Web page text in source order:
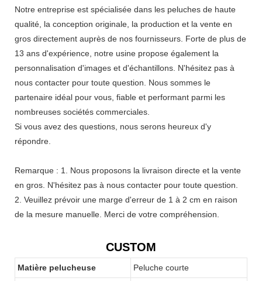
Notre entreprise est spécialisée dans les peluches de haute
qualité, la conception originale, la production et la vente en
gros directement auprès de nos fournisseurs. Forte de plus de
13 ans d'expérience, notre usine propose également la
personnalisation d'images et d'échantillons. N'hésitez pas à
nous contacter pour toute question. Nous sommes le
partenaire idéal pour vous, fiable et performant parmi les
nombreuses sociétés commerciales.
Si vous avez des questions, nous serons heureux d'y
répondre.
Remarque : 1. Nous proposons la livraison directe et la vente
en gros. N'hésitez pas à nous contacter pour toute question.
2. Veuillez prévoir une marge d'erreur de 1 à 2 cm en raison
de la mesure manuelle. Merci de votre compréhension.
CUSTOM
Matière pelucheuse Peluche courte